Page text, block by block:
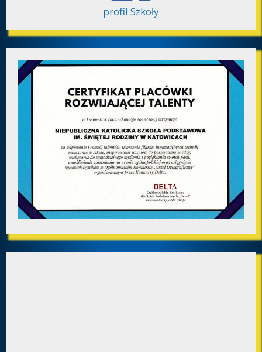
profil Szkoły